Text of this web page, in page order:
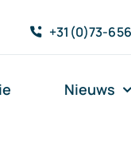
+31(0)73-
Nieuws